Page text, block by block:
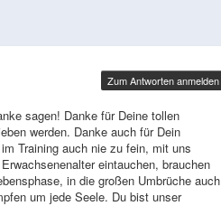
sagen! Danke für Deine tollen
werden. Danke auch für Dein
Training auch nie zu fein, mit uns
eintauchen, brauchen
in die großen Umbrüche auch
um jede Seele. Du bist unser
Zum Antworten anmelden